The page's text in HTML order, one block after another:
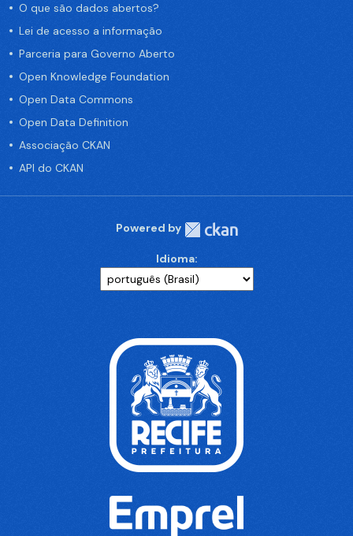
O que são dados abertos?
Lei de acesso a informação
Parceria para Governo Aberto
Open Knowledge Foundation
Open Data Commons
Open Data Definition
Associação CKAN
API do CKAN
Powered by
Idioma